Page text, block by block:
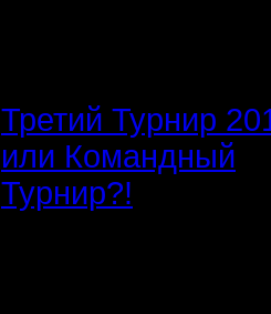
Третий Турнир
или Командный
Турнир?!